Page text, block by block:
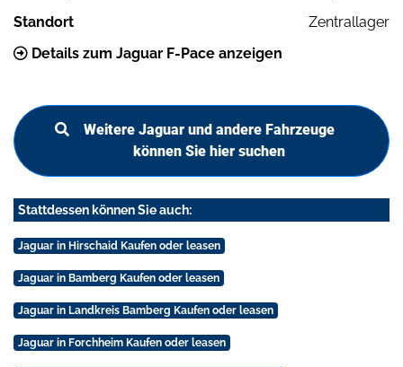
Standort
Zentrallager
Details zum Jaguar F-Pace anzeigen
Weitere Jaguar und andere Fahrzeuge
können Sie hier suchen
Stattdessen können Sie auch:
Jaguar in Hirschaid Kaufen oder leasen
Jaguar in Bamberg Kaufen oder leasen
Jaguar in Landkreis Bamberg Kaufen oder leasen
Jaguar in Forchheim Kaufen oder leasen